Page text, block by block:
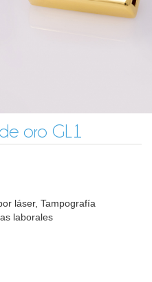
oro GL1
láser, Tampografía
laborales